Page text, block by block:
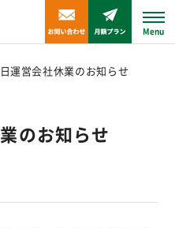
Menu
運営会社休業のお知らせ
のお知らせ